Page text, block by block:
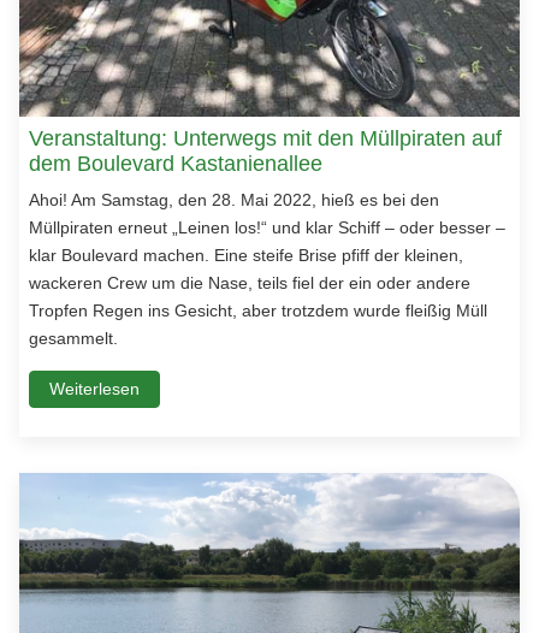
Veranstaltung: Unterwegs mit den Müllpiraten auf
dem Boulevard Kastanienallee
Ahoi! Am Samstag, den 28. Mai 2022, hieß es bei den
Müllpiraten erneut „Leinen los!“ und klar Schiff – oder besser –
klar Boulevard machen. Eine steife Brise pfiff der kleinen,
wackeren Crew um die Nase, teils fiel der ein oder andere
Tropfen Regen ins Gesicht, aber trotzdem wurde fleißig Müll
gesammelt.
Weiterlesen